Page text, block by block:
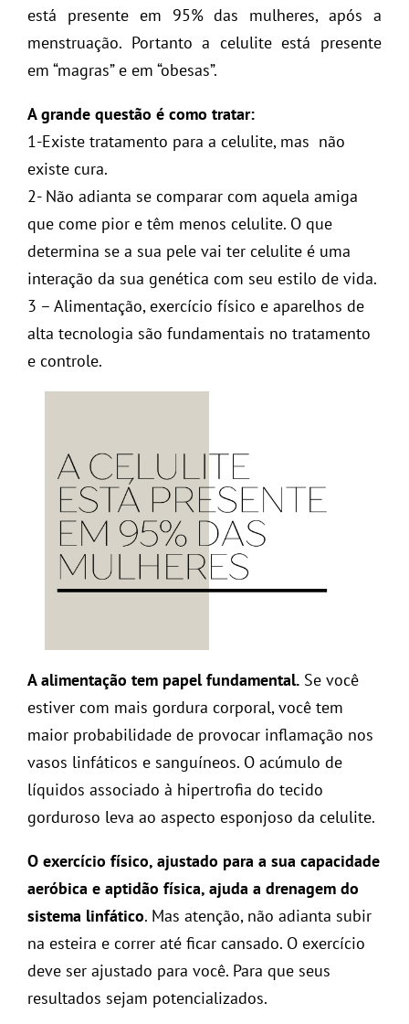
está presente em 95% das mulheres, após a
menstruação. Portanto a celulite está presente
em “magras” e em “obesas”.
A grande questão é como tratar:
1-Existe tratamento para a celulite, mas não
existe cura.
2- Não adianta se comparar com aquela amiga
que come pior e têm menos celulite. O que
determina se a sua pele vai ter celulite é uma
interação da sua genética com seu estilo de vida.
3 – Alimentação, exercício físico e aparelhos de
alta tecnologia são fundamentais no tratamento
e controle.
A alimentação tem papel fundamental. Se você
estiver com mais gordura corporal, você tem
maior probabilidade de provocar inflamação nos
vasos linfáticos e sanguíneos. O acúmulo de
líquidos associado à hipertrofia do tecido
gorduroso leva ao aspecto esponjoso da celulite.
O exercício físico, ajustado para a sua capacidade
aeróbica e aptidão física, ajuda a drenagem do
sistema linfático. Mas atenção, não adianta subir
na esteira e correr até ficar cansado. O exercício
deve ser ajustado para você. Para que seus
resultados sejam potencializados.